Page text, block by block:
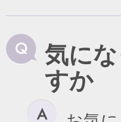
気に
すか